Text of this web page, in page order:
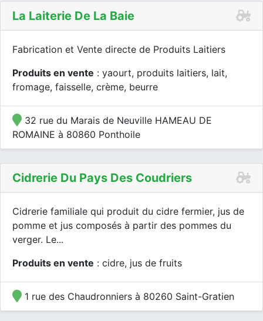
La Laiterie De La Baie
Fabrication et Vente directe de Produits Laitiers
Produits en vente : yaourt, produits laitiers, lait,
fromage, faisselle, crème, beurre
32 rue du Marais de Neuville HAMEAU DE
ROMAINE à 80860 Ponthoile
Cidrerie Du Pays Des Coudriers
Cidrerie familiale qui produit du cidre fermier, jus de
pomme et jus composés à partir des pommes du
verger. Le...
Produits en vente : cidre, jus de fruits
1 rue des Chaudronniers à 80260 Saint-Gratien